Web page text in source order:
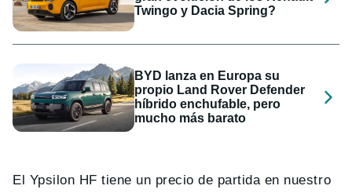
Twingo y Dacia Spring?
BYD lanza en Europa su
propio Land Rover Defender
híbrido enchufable, pero
mucho más barato
El Ypsilon HF tiene un precio de partida en nuestro